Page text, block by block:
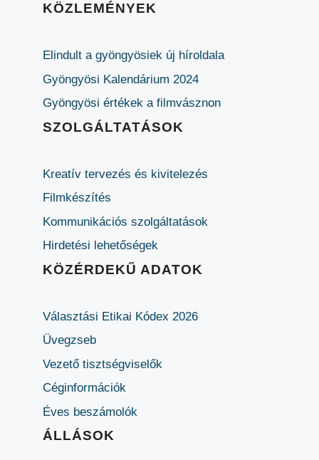
KÖZLEMÉNYEK
Elindult a gyöngyösiek új híroldala
Gyöngyösi Kalendárium 2024
Gyöngyösi értékek a filmvásznon
SZOLGÁLTATÁSOK
Kreatív tervezés és kivitelezés
Filmkészítés
Kommunikációs szolgáltatások
Hirdetési lehetőségek
KÖZÉRDEKŰ ADATOK
Választási Etikai Kódex 2026
Üvegzseb
Vezető tisztségviselők
Céginformációk
Éves beszámolók
ÁLLÁSOK